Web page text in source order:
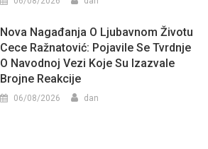
Nova Nagađanja O Ljubavnom Životu
Cece Ražnatović: Pojavile Se Tvrdnje
O Navodnoj Vezi Koje Su Izazvale
Brojne Reakcije
06/08/2026 dan